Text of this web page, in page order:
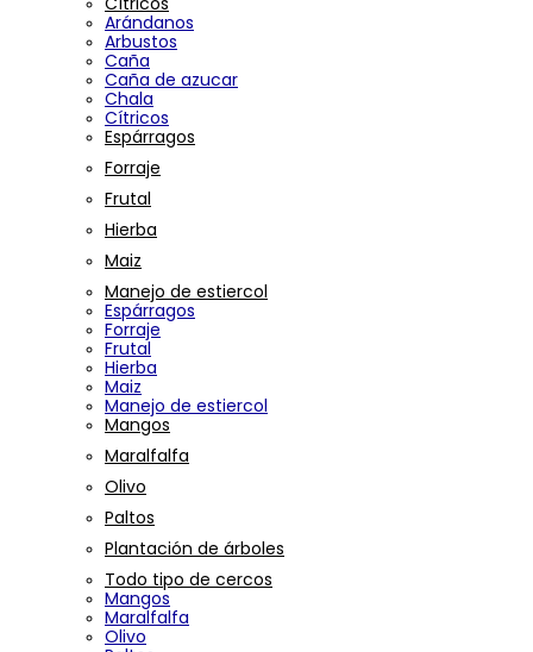
Arándanos
Arbustos
Caña
Caña de azucar
Chala
Cítricos
Espárragos
Forraje
Frutal
Hierba
Maiz
Manejo de estiercol
Espárragos
Forraje
Frutal
Hierba
Maiz
Manejo de estiercol
Mangos
Maralfalfa
Olivo
Paltos
Plantación de árboles
Todo tipo de cercos
Mangos
Maralfalfa
Olivo